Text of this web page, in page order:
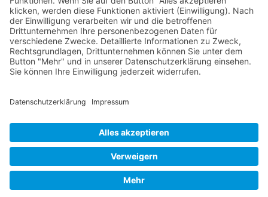
Downloads
Weitere Seiten
Datenschutz|Cookie-Einstellungen